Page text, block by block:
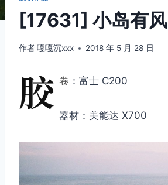
[17631] 小岛有风
作者嘎嘎沉xxx 2018 年 5 月 28 日
胶 卷 ：富士 C200
器材：美能达 X700